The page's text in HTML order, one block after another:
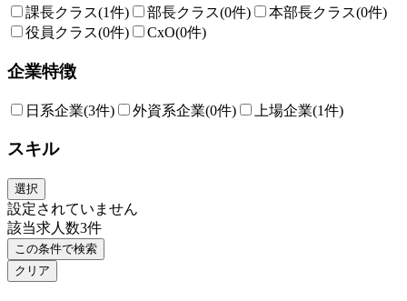
課長クラス(1件) 部長クラス(0件) 本部長クラス(0件)
役員クラス(0件) CxO(0件)
企業特徴
日系企業(3件) 外資系企業(0件) 上場企業(1件)
スキル
選択
設定されていません
該当求人数3件
この条件で検索
クリア